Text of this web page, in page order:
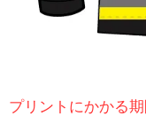
プリントにかかる